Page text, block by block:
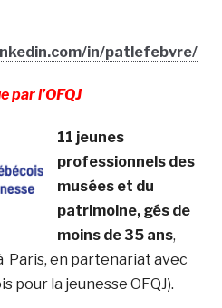
in/patlefebvre/
par l’OFQJ
11 jeunes
professionnels des
musées et du
patrimoine, gés de
moins de 35 ans,
en partenariat avec
pour la jeunesse OFQJ).